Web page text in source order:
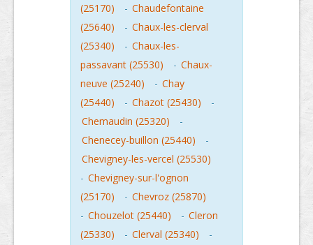
(25170)
- Chaudefontaine
(25640)
- Chaux-les-clerval
(25340)
- Chaux-les-
passavant (25530)
- Chaux-
neuve (25240)
- Chay
(25440)
- Chazot (25430)
-
Chemaudin (25320)
-
Chenecey-buillon (25440)
-
Chevigney-les-vercel (25530)
- Chevigney-sur-l'ognon
(25170)
- Chevroz (25870)
- Chouzelot (25440) - Cleron
(25330)
- Clerval (25340)
-